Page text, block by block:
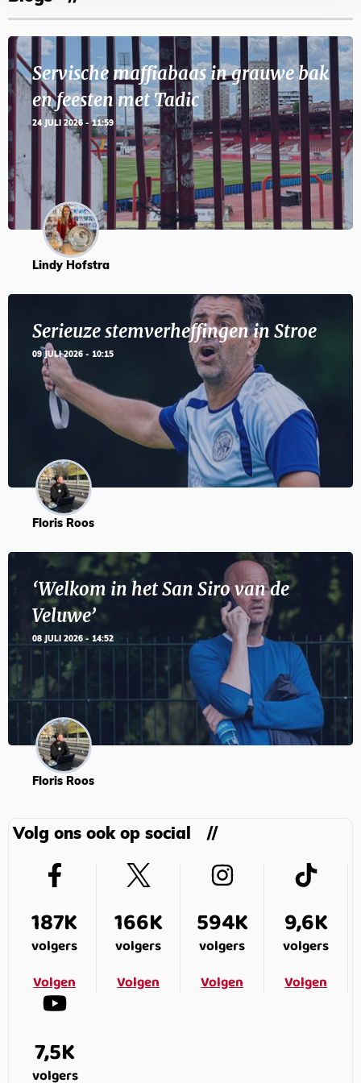
Servische maffiabaas in grauwe bak
en feesten met Tadic
24 JULI 2026 - 11:59
Lindy Hofstra
Serieuze stemverheffingen in Stroe
09 JULI 2026 - 10:15
Floris Roos
‘Welkom in het San Siro van de
Veluwe’
08 JULI 2026 - 14:52
Floris Roos
Volg ons ook op social
187K
volgers
Volgen
166K
volgers
Volgen
594K
volgers
Volgen
9,6K
volgers
Volgen
7,5K
volgers